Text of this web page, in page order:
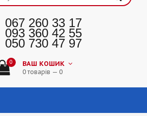
067 260 33 17
093 360 42 55
050 730 47 97
0 ВАШ КОШИК
0 товарів — 0